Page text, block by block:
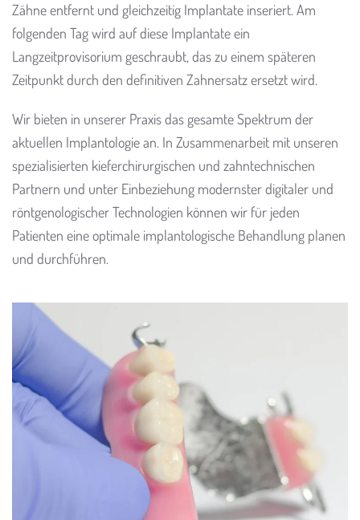
Zähne entfernt und gleichzeitig Implantate inseriert. Am
folgenden Tag wird auf diese Implantate ein
Langzeitprovisorium geschraubt, das zu einem späteren
Zeitpunkt durch den definitiven Zahnersatz ersetzt wird.
Wir bieten in unserer Praxis das gesamte Spektrum der
aktuellen Implantologie an. In Zusammenarbeit mit unseren
spezialisierten kieferchirurgischen und zahntechnischen
Partnern und unter Einbeziehung modernster digitaler und
röntgenologischer Technologien können wir für jeden
Patienten eine optimale implantologische Behandlung planen
und durchführen.